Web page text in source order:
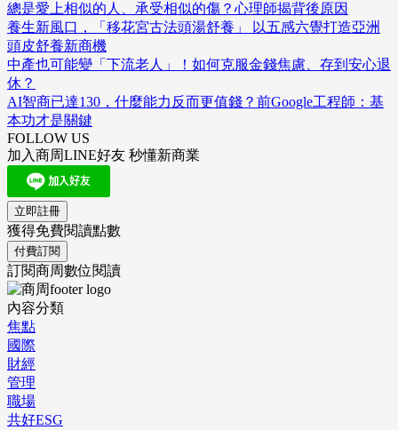
總是愛上相似的人、承受相似的傷？心理師揭背後原因
養生新風口，「移花宮古法頭湯舒養」 以五感六覺打造亞洲
頭皮舒養新商機
中產也可能變「下流老人」！如何克服金錢焦慮、存到安心退
休？
AI智商已達130，什麼能力反而更值錢？前Google工程師：基
本功才是關鍵
FOLLOW US
加入商周LINE好友 秒懂新商業
立即註冊
獲得免費閱讀點數
付費訂閱
訂閱商周數位閱讀
內容分類
焦點
國際
財經
管理
職場
共好ESG